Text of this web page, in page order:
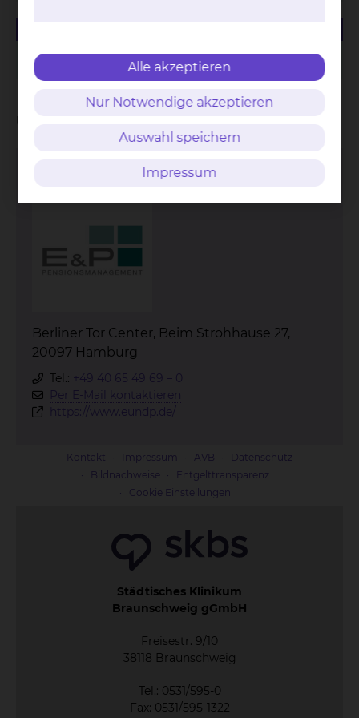
E+P Klinikum Braunschweig Terminflyer
E & P Pensionsmanagement GmbH
Berliner Tor Center, Beim Strohhause 27,
20097 Hamburg
Tel.: +49 40 65 49 69 – 0
Per E-Mail kontaktieren
https://www.eundp.de/
Kontakt Impressum AVB
Datenschutz
Bildnachweise
Entgelttransparenz
Cookie Einstellungen
Städtisches Klinikum
Braunschweig gGmbH
Freisestr. 9/10
38118 Braunschweig
Tel.: 0531/595-0
Fax: 0531/595-1322
Alle akzeptieren
Nur Notwendige akzeptieren
Auswahl speichern
Impressum